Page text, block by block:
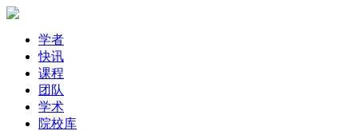
学者
快讯
课程
团队
学术
院校库